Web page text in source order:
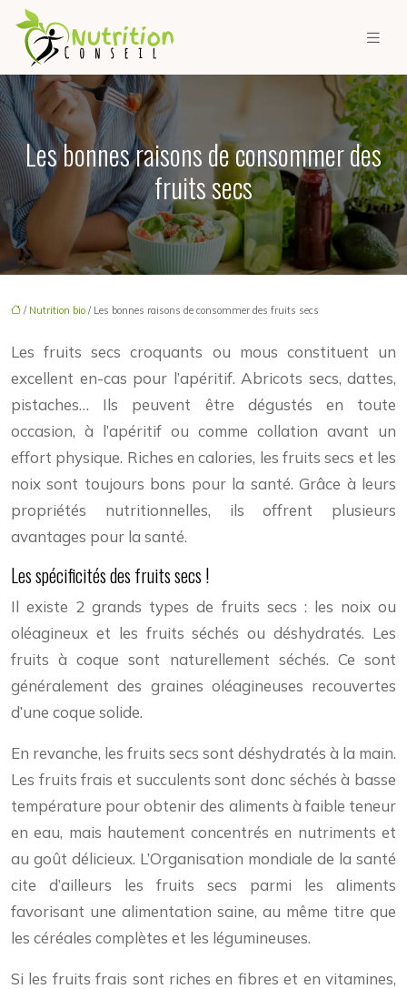
Les bonnes raisons de consommer des
fruits secs
/ Nutrition bio / Les bonnes raisons de consommer des fruits secs
Les fruits secs croquants ou mous constituent un
excellent en-cas pour l’apéritif. Abricots secs, dattes,
pistaches… Ils peuvent être dégustés en toute
occasion, à l’apéritif ou comme collation avant un
effort physique. Riches en calories, les fruits secs et les
noix sont toujours bons pour la santé. Grâce à leurs
propriétés nutritionnelles, ils offrent plusieurs
avantages pour la santé.
Les spécificités des fruits secs !
Il existe 2 grands types de fruits secs : les noix ou
oléagineux et les fruits séchés ou déshydratés. Les
fruits à coque sont naturellement séchés. Ce sont
généralement des graines oléagineuses recouvertes
d’une coque solide.
En revanche, les fruits secs sont déshydratés à la main.
Les fruits frais et succulents sont donc séchés à basse
température pour obtenir des aliments à faible teneur
en eau, mais hautement concentrés en nutriments et
au goût délicieux. L’Organisation mondiale de la santé
cite d’ailleurs les fruits secs parmi les aliments
favorisant une alimentation saine, au même titre que
les céréales complètes et les légumineuses.
Si les fruits frais sont riches en fibres et en vitamines,